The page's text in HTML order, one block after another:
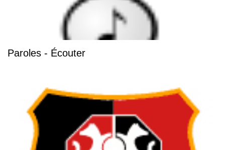
Paroles - Écouter